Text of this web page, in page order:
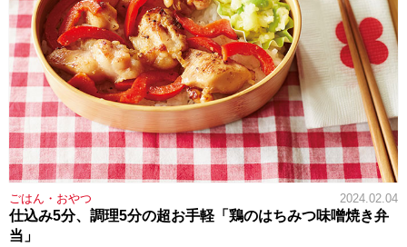
ごはん・おやつ 2024.02.04
仕込み5分、調理5分の超お手軽「鶏のはちみつ味噌焼き弁
当」